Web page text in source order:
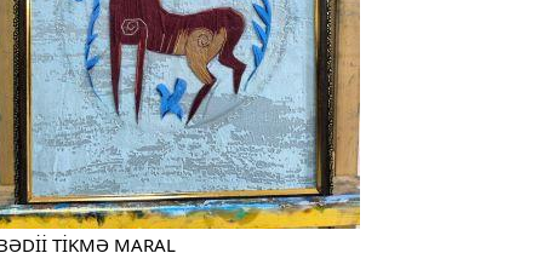
TİKMƏ MARAL